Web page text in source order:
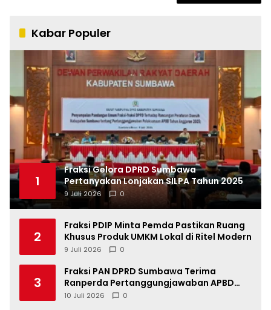
Kabar Populer
1
Fraksi Gelora DPRD Sumbawa
Pertanyakan Lonjakan SILPA Tahun 2025
9 Juli 2026 0
2
Fraksi PDIP Minta Pemda Pastikan Ruang
Khusus Produk UMKM Lokal di Ritel Modern
9 Juli 2026 0
3
Fraksi PAN DPRD Sumbawa Terima
Ranperda Pertanggungjawaban APBD
2025, Soroti SILPA Rp201,68 Miliar dan
10 Juli 2026 0